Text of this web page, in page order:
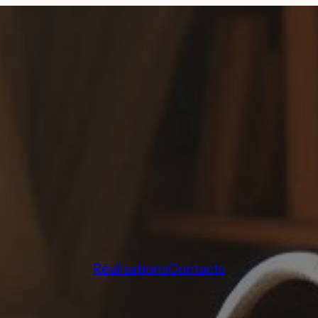
RéalisationsContacts